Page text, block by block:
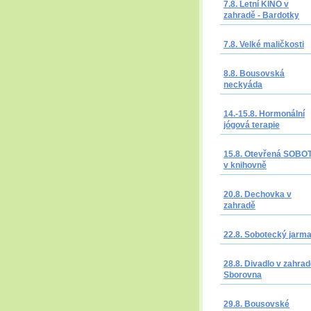
7.8. Letní KINO v
zahradě - Bardotky
7.8. Velké maličkosti
8.8. Bousovská
neckyáda
14.-15.8. Hormonální
jógová terapie
15.8. Otevřená
v knihovně
20.8. Dechovka v
zahradě
22.8. Sobotecký
28.8. Divadlo v
Sborovna
29.8. Bousovské